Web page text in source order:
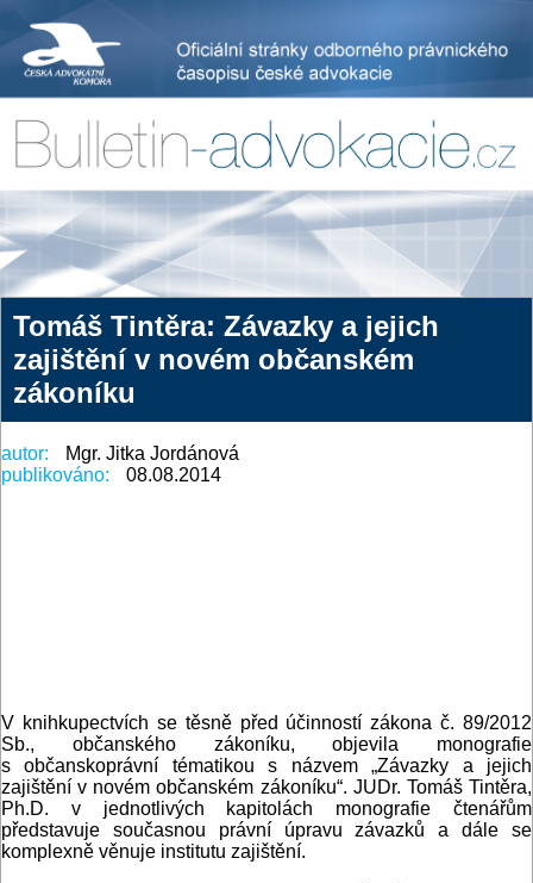
Tomáš Tintěra: Závazky a jejich
zajištění v novém občanském
zákoníku
autor:
Mgr. Jitka Jordánová
publikováno:
08.08.2014
V knihkupectvích se těsně před účinností zákona č. 89/2012
Sb., občanského zákoníku, objevila monografie
s občanskoprávní tématikou s názvem „Závazky a jejich
zajištění v novém občanském zákoníku“. JUDr. Tomáš Tintěra,
Ph.D. v jednotlivých kapitolách monografie čtenářům
představuje současnou právní úpravu závazků a dále se
komplexně věnuje institutu zajištění.